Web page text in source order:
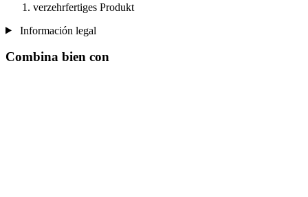
verzehrfertiges Produkt
Información legal
Combina bien con